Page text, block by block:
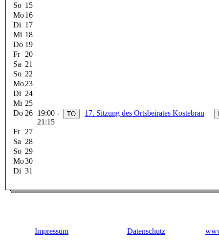
So 15
Mo16
Di 17
Mi 18
Do 19
Fr
20
Sa 21
So 22
Mo23
Di 24
Mi 25
Do 26 19:00 -
21:15
17. Sitzung des Ortsbeirates Kostebrau
Fr
27
Sa 28
So 29
Mo30
Di 31
Impressum Datenschutz